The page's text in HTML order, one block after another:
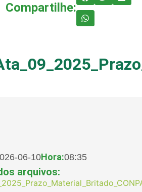
Compartilhe:
06-10Hora:08:35
arquivos: